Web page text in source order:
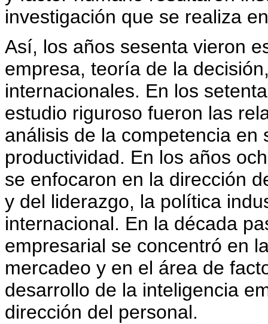
investigación que se realiza
Así, los años sesenta vieron
empresa, teoría de la
internacionales. En los
estudio riguroso fueron las
análisis de la competencia
productividad. En los años
se enfocaron en la dirección
y del liderazgo, la política
internacional. En la década
empresarial se concentró en
mercadeo y en el área de
desarrollo de la inteligencia
dirección del personal.